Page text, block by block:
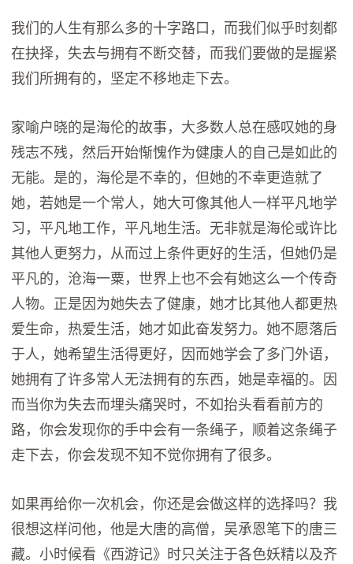
我们的人生有那么多的十字路口，而我们似乎时刻都
在抉择，失去与拥有不断交替，而我们要做的是握紧
我们所拥有的，坚定不移地走下去。
家喻户晓的是海伦的故事，大多数人总在感叹她的身
残志不残，然后开始惭愧作为健康人的自己是如此的
无能。是的，海伦是不幸的，但她的不幸更造就了
她，若她是一个常人，她大可像其他人一样平凡地学
习，平凡地工作，平凡地生活。无非就是海伦或许比
其他人更努力，从而过上条件更好的生活，但她仍是
平凡的，沧海一粟，世界上也不会有她这么一个传奇
人物。正是因为她失去了健康，她才比其他人都更热
爱生命，热爱生活，她才如此奋发努力。她不愿落后
于人，她希望生活得更好，因而她学会了多门外语，
她拥有了许多常人无法拥有的东西，她是幸福的。因
而当你为失去而埋头痛哭时，不如抬头看看前方的
路，你会发现你的手中会有一条绳子，顺着这条绳子
走下去，你会发现不知不觉你拥有了很多。
如果再给你一次机会，你还是会做这样的选择吗？我
很想这样问他，他是大唐的高僧，吴承恩笔下的唐三
藏。小时候看《西游记》时只关注于各色妖精以及齐